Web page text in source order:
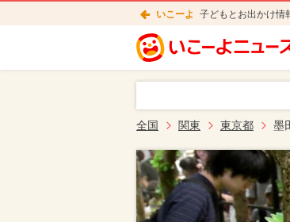
いこーよ 子どもとお出かけ情
全国 関東 東京都 墨